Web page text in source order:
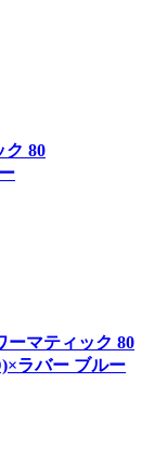
ク 80
ーマティック 80
ラバー ブルー